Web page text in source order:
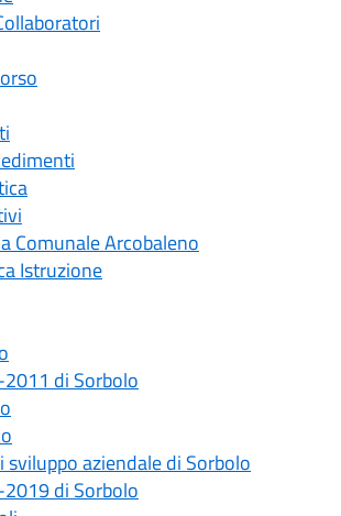
Comunale Arcobaleno
Istruzione
di Sorbolo
sviluppo aziendale di Sorbolo
di Sorbolo